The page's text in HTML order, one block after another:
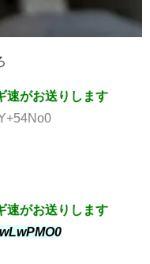
速がお送りします
速がお送りします